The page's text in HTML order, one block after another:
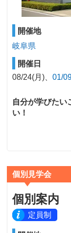
開催地
岐阜県
開催日
08/24(月)
01/
自分が学びたい
い！
個別見学会
個別案内
定員制